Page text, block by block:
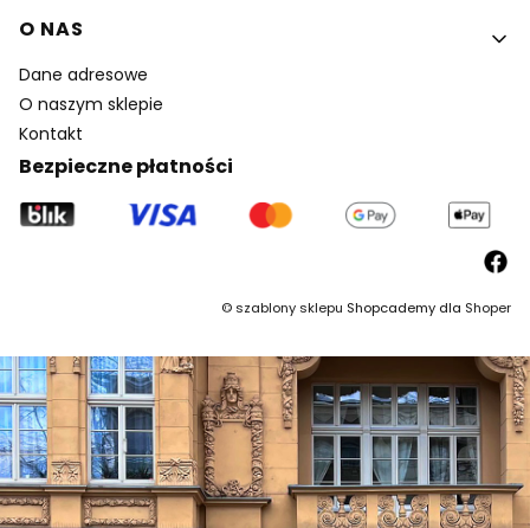
O NAS
Dane adresowe
O naszym sklepie
Kontakt
Bezpieczne płatności
©szablony sklepu Shopcademy dla Shoper